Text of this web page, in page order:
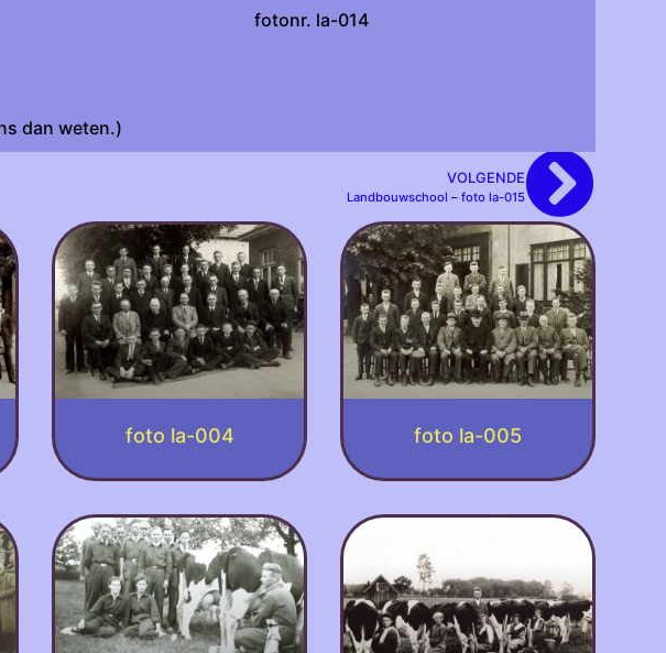
fotonr. la-014
dan weten.)
VOLGENDE
Landbouwschool – foto la-015
foto la-004 foto la-005